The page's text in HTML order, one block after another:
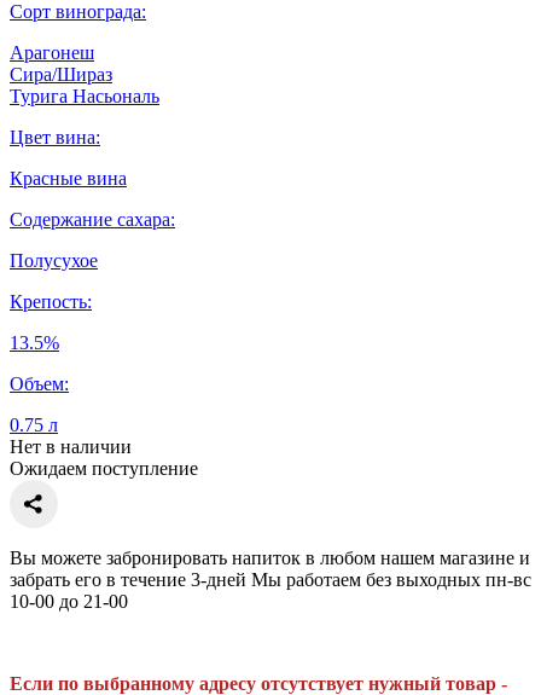
Сорт винограда:
Арагонеш
Сира/Шираз
Турига Насьональ
Цвет вина:
Красные вина
Содержание сахара:
Полусухое
Крепость:
13.5%
Объем:
0.75 л
Нет в наличии
Ожидаем поступление
Вы можете забронировать напиток в любом нашем магазине и
забрать его в течение 3-дней Мы работаем без выходных пн-вс
10-00 до 21-00
Если по выбранному адресу отсутствует нужный товар -